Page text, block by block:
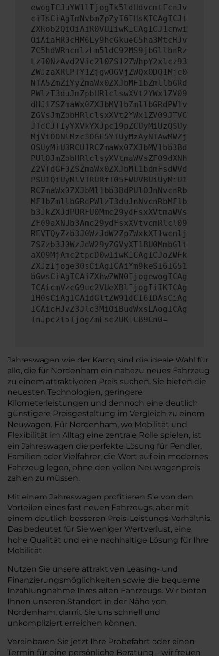
ewogICJuYW1lIjogIk5ldHdvcmtFcnJv
ciIsCiAgImNvbmZpZyI6IHsKICAgICJt
ZXRob2QiOiAiR0VUIiwKICAgICJ1cmwi
OiAiaHR0cHM6Ly9hcGkueC5ha3MtcHJv
ZC5hdWRhcmlzLm5ldC92MS9jbGllbnRz
LzI0NzAvd2Vic2l0ZS12ZWhpY2xlcz93
ZWJzaXRlPTY1ZjgwOGVjZWQxODQ1Mjc0
NTA5ZmZiYyZmaWx0ZXJbMF1bZmllbGRd
PWlzT3duJmZpbHRlclswXVt2YWx1ZV09
dHJ1ZSZmaWx0ZXJbMV1bZmllbGRdPW1v
ZGVsJmZpbHRlclsxXVt2YWx1ZV09JTVC
JTdCJTIyYXVkYXJpc19pZCUyMiUzQSUy
MjViODNlMzc3OGE5YTUyMzAyNTAwMWZj
OSUyMiU3RCU1RCZmaWx0ZXJbMV1bb3Bd
PUlOJmZpbHRlclsyXVtmaWVsZF09dXNh
Z2VTdGF0ZSZmaWx0ZXJbMl1bdmFsdWVd
PSU1QiUyMlVTRURfT05FWUVBUiUyMiU1
RCZmaWx0ZXJbMl1bb3BdPUlOJnNvcnRb
MF1bZmllbGRdPWlzT3duJnNvcnRbMF1b
b3JkZXJdPURFU0Mmc29ydFsxXVtmaWVs
ZF09aXNUb3Amc29ydFsxXVtvcmRlcl09
REVTQyZzb3J0WzJdW2ZpZWxkXT1wcmlj
ZSZzb3J0WzJdW29yZGVyXT1BU0MmbGlt
aXQ9MjAmc2tpcD0wIiwKICAgICJoZWFk
ZXJzIjoge30sCiAgICAiYm9keSI6IG51
bGwsCiAgICAiZXhwZWN0IjogewogICAg
ICAicmVzcG9uc2VUeXBlIjogIiIKICAg
IH0sCiAgICAidGltZW91dCI6IDAsCiAg
ICAicHJvZ3Jlc3MiOiBudWxsLAogICAg
InJpc2t5IjogZmFsc2UKICB9Cn0=
Jahreswagen wie der Karoq sind die ideale Wahl für
alle, die für Nordenham ein nahezu neues Fahrzeug
zu einem attraktiveren Preis suchen. Sie bieten die
neuesten Technologien, geringere
Kilometerleistungen und dennoch eine deutlich
günstigere Preisgestaltung im Vergleich zu einem
Neuwagen. Für Nordenham, wo Mobilität und
Flexibilität im Alltag eine zentrale Rolle spielen, ist
ein Jahreswagen die perfekte Lösung für Pendler,
Familien oder Vielfahrer, die Wert auf ein modernes
Fahrzeug legen, ohne den vollen Neuwagenpreis
zahlen zu müssen.
Mit einem Jahreswagen profitieren Sie von den
Vorteilen eines fast neuen Fahrzeugs, aber mit
einem deutlich besseren Preis-Leistungs-Verhältnis.
Das bedeutet für Sie weniger Wertverlust, eine
hohe Qualität und eine nachhaltige Lösung für Ihre
Mobilität.
Nutzen Sie unsere attraktiven Leasing- und
Finanzierungsmöglichkeiten sowie die bequeme
Inzahlungnahme Ihres alten Fahrzeugs. Wir bieten
Ihnen unseren Standort in der Nähe von
Nordenham, damit Sie uns schnell und
unkompliziert erreichen können.
Vereinbaren Sie jetzt Ihre Probefahrt oder einen
Termin für eine persönliche Beratung – wir freuen